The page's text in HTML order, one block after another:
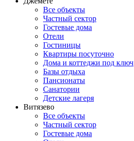
Все объекты
Частный сектор
Гостевые дома
Отели
Гостиницы
Квартиры посуточно
Дома и коттеджи под ключ
Базы отдыха
Пансионаты
Санатории
Детские лагеря
Витязево
Все объекты
Частный сектор
Гостевые дома